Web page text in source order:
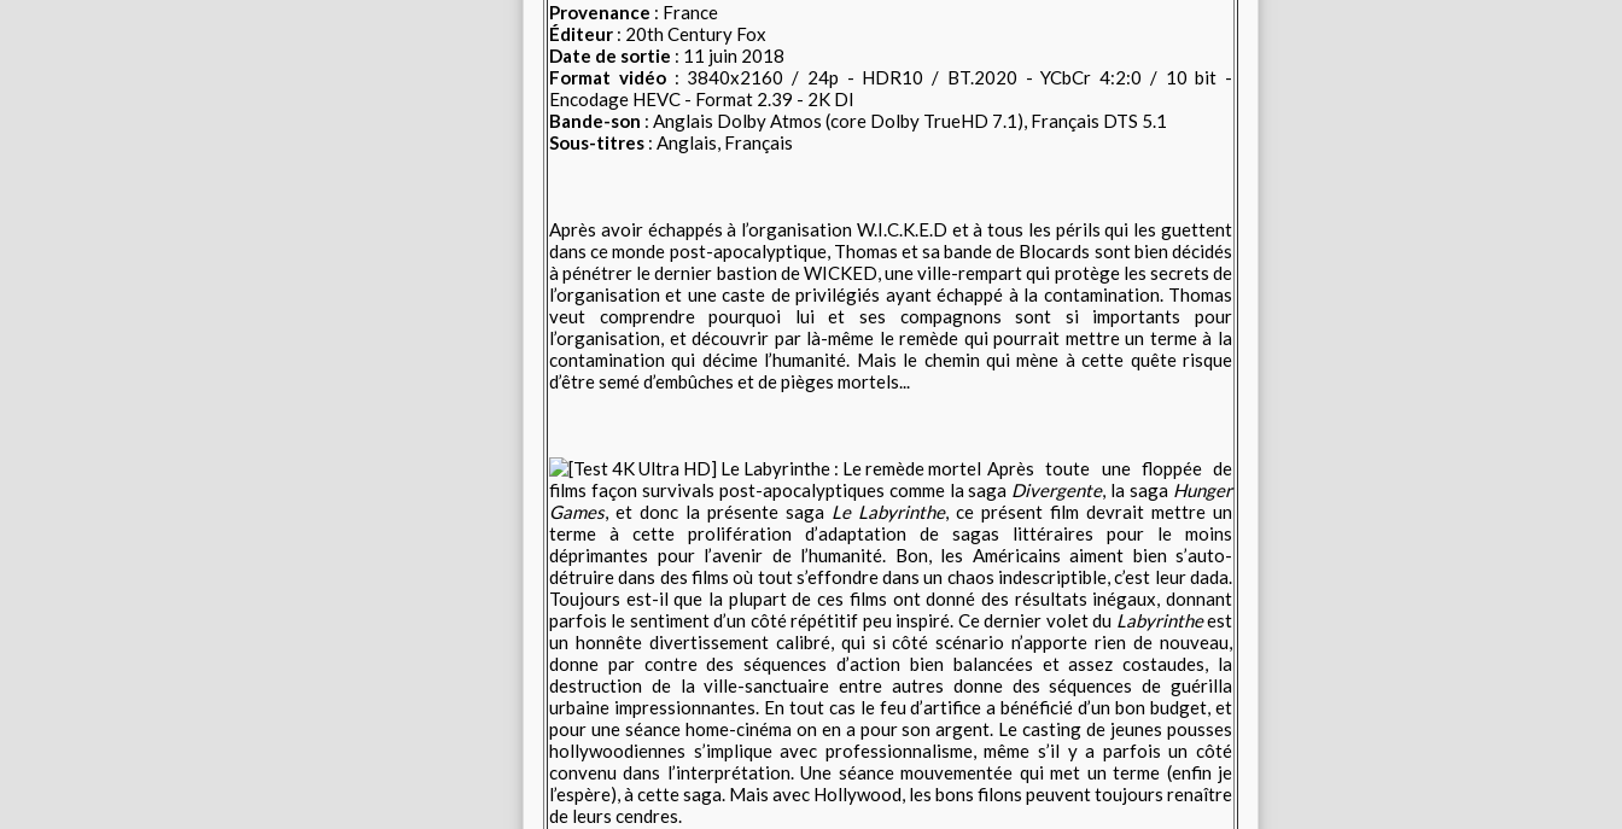
Provenance : France
Éditeur : 20th Century Fox
Date de sortie : 11 juin 2018
Format vidéo: 3840x2160 / 24p - HDR10 / BT.2020 - YCbCr 4:2:0 / 10 bit -
Encodage HEVC - Format 2.39 - 2K DI
Bande-son : Anglais Dolby Atmos (core Dolby TrueHD 7.1), Français DTS 5.1
Sous-titres : Anglais, Français
Après avoir échappés à l’organisation W.I.C.K.E.D et à tous les périls qui les guettent
dans ce monde post-apocalyptique, Thomas et sa bande de Blocards sont bien décidés
à pénétrer le dernier bastion de WICKED, une ville-rempart qui protège les secrets de
l’organisation et une caste de privilégiés ayant échappé à la contamination. Thomas
veut comprendre pourquoi lui et ses compagnons sont si importants pour
l’organisation, et découvrir par là-même le remède qui pourrait mettre un terme à la
contamination qui décime l’humanité. Mais le chemin qui mène à cette quête risque
d’être semé d’embûches et de pièges mortels...
Après toute une floppée de
films façon survivals post-apocalyptiques comme la saga Divergente, la saga Hunger
Games, et donc la présente saga Le Labyrinthe, ce présent film devrait mettre un
terme à cette prolifération d’adaptation de sagas littéraires pour le moins
déprimantes pour l’avenir de l’humanité. Bon, les Américains aiment bien s’auto-
détruire dans des films où tout s’effondre dans un chaos indescriptible, c’est leur dada.
Toujours est-il que la plupart de ces films ont donné des résultats inégaux, donnant
parfois le sentiment d’un côté répétitif peu inspiré. Ce dernier volet du Labyrintheest
un honnête divertissement calibré, qui si côté scénario n’apporte rien de nouveau,
donne par contre des séquences d’action bien balancées et assez costaudes, la
destruction de la ville-sanctuaire entre autres donne des séquences de guérilla
urbaine impressionnantes. En tout cas le feu d’artifice a bénéficié d’un bon budget, et
pour une séance home-cinéma on en a pour son argent. Le casting de jeunes pousses
hollywoodiennes s’implique avec professionnalisme, même s’il y a parfois un côté
convenu dans l’interprétation. Une séance mouvementée qui met un terme (enfin je
l’espère), à cette saga. Mais avec Hollywood, les bons filons peuvent toujours renaître
de leurs cendres.